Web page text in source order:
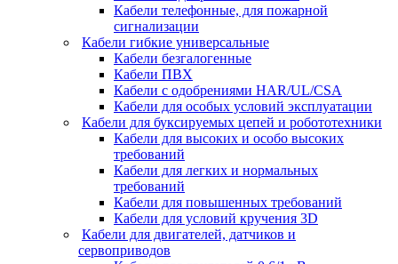
Кабели телефонные, для пожарной
сигнализации
Кабели гибкие универсальные
Кабели безгалогенные
Кабели ПВХ
Кабели с одобрениями HAR/UL/CSA
Кабели для особых условий эксплуатации
Кабели для буксируемых цепей и робототехники
Кабели для высоких и особо высоких
требований
Кабели для легких и нормальных
требований
Кабели для повышенных требований
Кабели для условий кручения 3D
Кабели для двигателей, датчиков и
сервоприводов